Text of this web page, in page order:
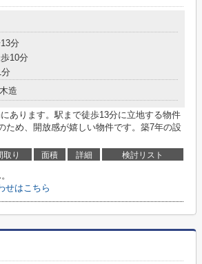
分
10分
木造
あります。駅まで徒歩13分に立地する物件
ため、開放感が嬉しい物件です。築7年の設
取り 面積 詳細 検討リスト
せはこちら